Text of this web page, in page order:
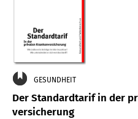
GESUNDHEIT
Der Standard­tarif in der
versicherung